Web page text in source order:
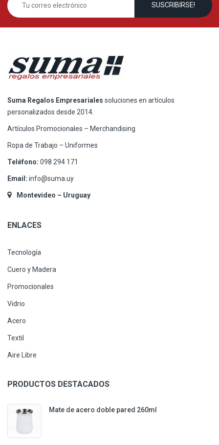
Suma Regalos Empresariales soluciones en artículos
personalizados desde 2014.
Artículos Promocionales – Merchandising
Ropa de Trabajo – Uniformes
Teléfono: 098 294 171
Email: info@suma.uy
Montevideo – Uruguay
ENLACES
Tecnología
Cuero y Madera
Promocionales
Vidrio
Acero
Textil
Aire Libre
PRODUCTOS DESTACADOS
Mate de acero doble pared 260ml